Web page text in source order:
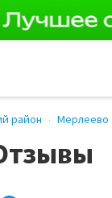
район Мерлеево